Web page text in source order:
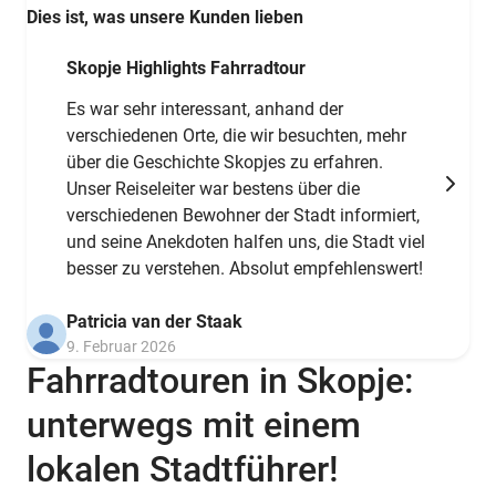
Dies ist, was unsere Kunden lieben
Skopje Highlights Fahrradtour
Es war sehr interessant, anhand der
verschiedenen Orte, die wir besuchten, mehr
über die Geschichte Skopjes zu erfahren.
Unser Reiseleiter war bestens über die
verschiedenen Bewohner der Stadt informiert,
und seine Anekdoten halfen uns, die Stadt viel
besser zu verstehen. Absolut empfehlenswert!
Patricia van der Staak
9. Februar 2026
Fahrradtouren in Skopje:
unterwegs mit einem
lokalen Stadtführer!